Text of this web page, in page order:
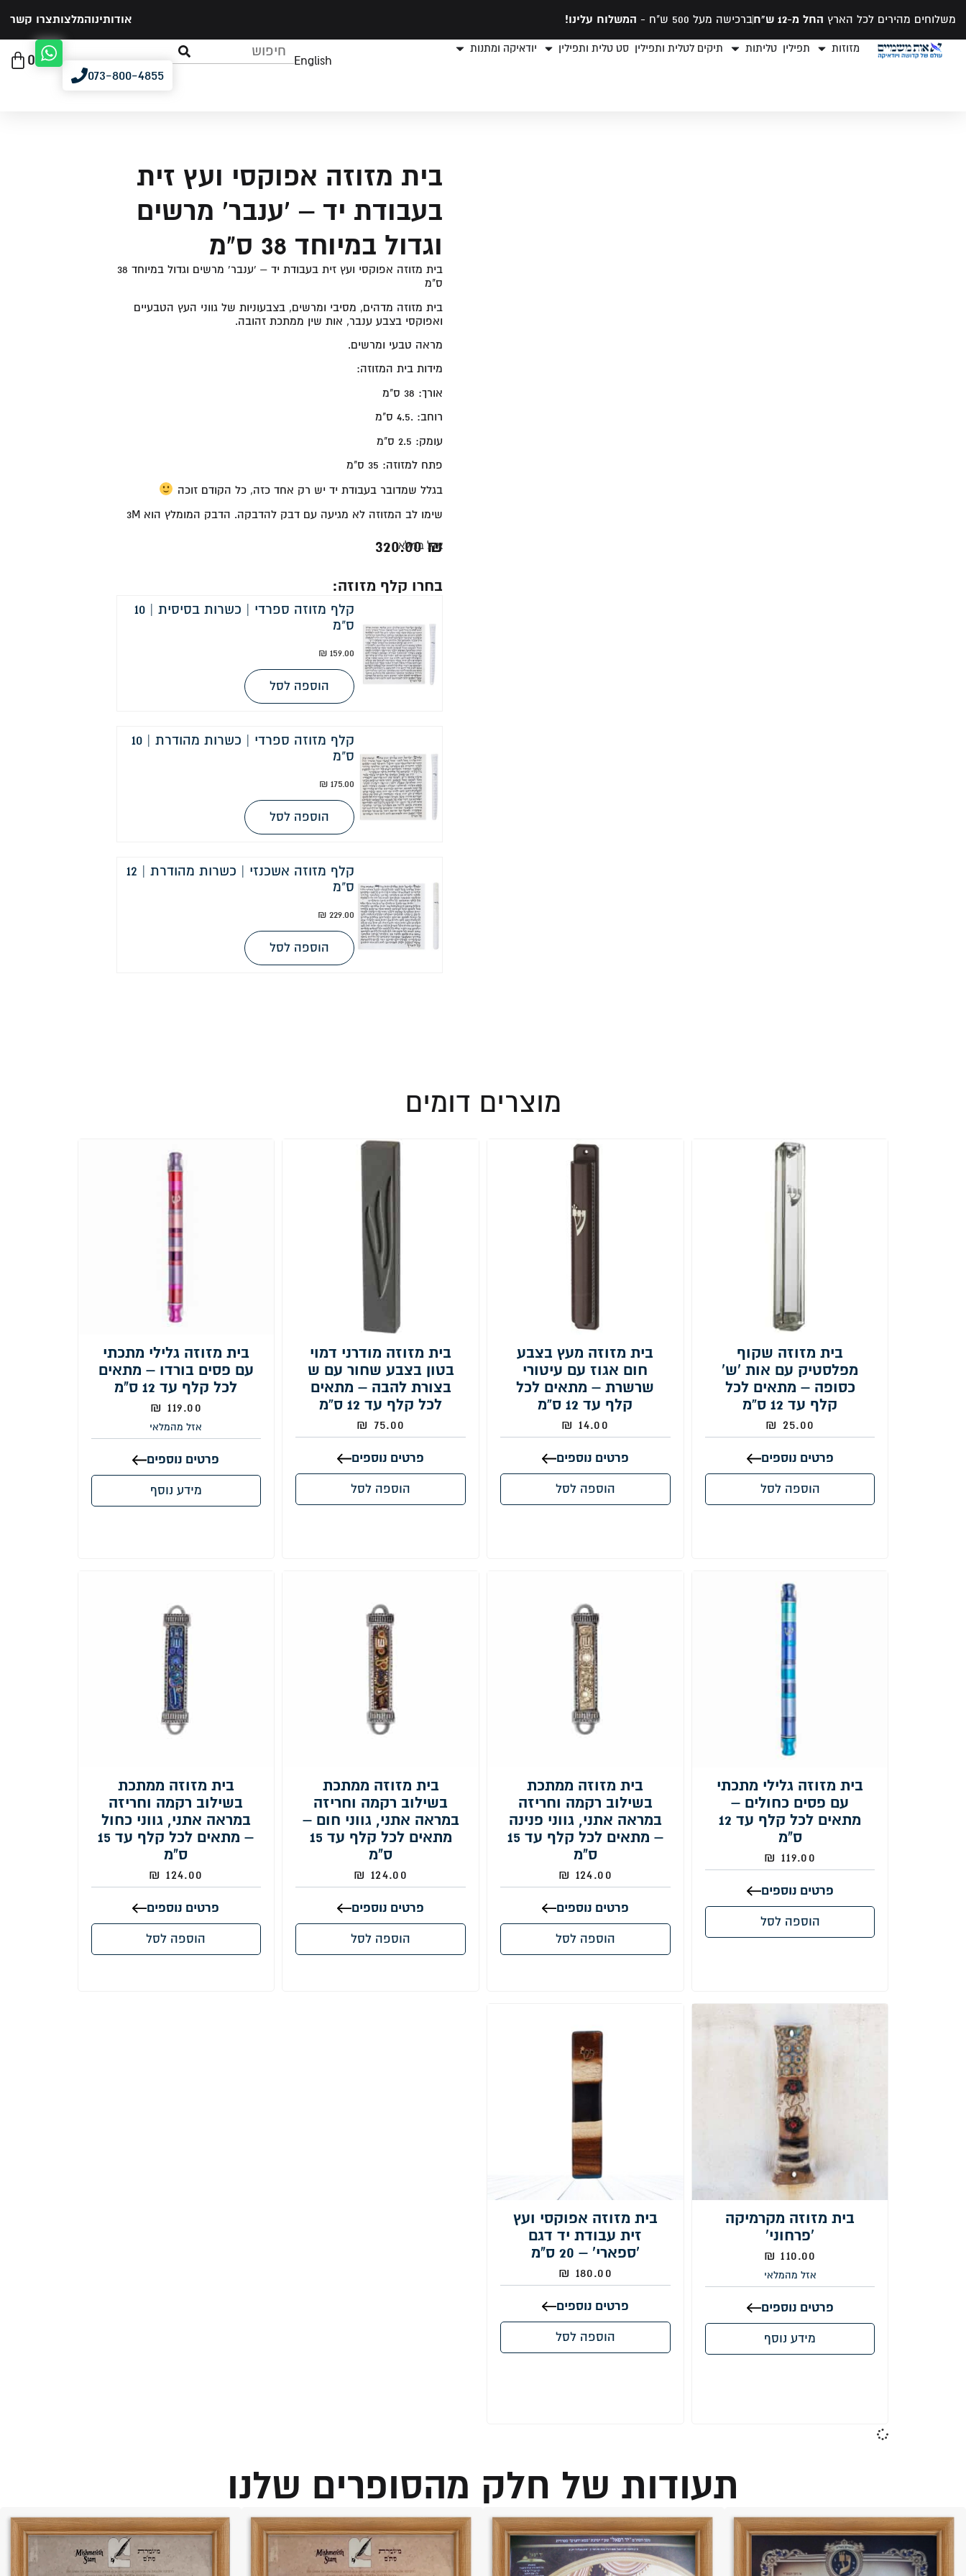
משלוחים מהירים לכל הארץ החל מ-12 ש"ח ברכישה מעל 500 ש"ח - המשלוח עלינו! אודותינוהמלצותצרו קשר
מזוזות תפילין טליתות תיקים לטלית ותפילין סט טלית ותפילין יודאיקה ומתנות
English
073-800-4855
0
בית מזוזה אפוקסי ועץ זית
בעבודת יד – 'ענבר' מרשים
וגדול במיוחד 38 ס"מ
בית מזוזה אפוקסי ועץ זית בעבודת יד – 'ענבר' מרשים וגדול במיוחד 38
ס"מ
בית מזוזה מדהים, מסיבי ומרשים, בצבעוניות של גווני העץ הטבעיים
ואפוקסי בצבע ענבר, אות שין ממתכת זהובה.
מראה טבעי ומרשים.
מידות בית המזוזה:
אורך: 38 ס"מ
רוחב: .4.5 ס"מ
עומק: 2.5 ס"מ
פתח למזוזה: 35 ס"מ
בגלל שמדובר בעבודת יד יש רק אחד כזה, כל הקודם זוכה
שימו לב המזוזה לא מגיעה עם דבק להדבקה. הדבק המומלץ הוא 3M
320.00₪
אזל במלאי
בחרו קלף מזוזה:
קלף מזוזה ספרדי | כשרות בסיסית | 10
ס"מ
159.00
₪
הוספה לסל
קלף מזוזה ספרדי | כשרות מהודרת | 10
ס"מ
175.00
₪
הוספה לסל
קלף מזוזה אשכנזי | כשרות מהודרת | 12
ס"מ
229.00
₪
הוספה לסל
מוצרים דומים
בית מזוזה שקוף
מפלסטיק עם אות 'ש'
כסופה – מתאים לכל
קלף עד 12 ס”מ
25.00
₪
פרטים נוספים
הוספה לסל
בית מזוזה מעץ בצבע
חום אגוז עם עיטורי
שרשרת – מתאים לכל
קלף עד 12 ס”מ
14.00
₪
פרטים נוספים
הוספה לסל
בית מזוזה מודרני דמוי
בטון בצבע שחור עם ש
בצורת להבה – מתאים
לכל קלף עד 12 ס”מ
75.00
₪
פרטים נוספים
הוספה לסל
בית מזוזה גלילי מתכתי
עם פסים בורדו – מתאים
לכל קלף עד 12 ס"מ
119.00
₪
אזל מהמלאי
פרטים נוספים
מידע נוסף
בית מזוזה גלילי מתכתי
עם פסים כחולים –
מתאים לכל קלף עד 12
ס"מ
119.00
₪
פרטים נוספים
הוספה לסל
בית מזוזה ממתכת
בשילוב רקמה וחריזה
במראה אתני, גווני פנינה
– מתאים לכל קלף עד 15
ס"מ
124.00
₪
פרטים נוספים
הוספה לסל
בית מזוזה ממתכת
בשילוב רקמה וחריזה
במראה אתני, גווני חום –
מתאים לכל קלף עד 15
ס"מ
124.00
₪
פרטים נוספים
הוספה לסל
בית מזוזה ממתכת
בשילוב רקמה וחריזה
במראה אתני, גווני כחול
– מתאים לכל קלף עד 15
ס"מ
124.00
₪
פרטים נוספים
הוספה לסל
בית מזוזה מקרמיקה
'פרחוני'
110.00
₪
אזל מהמלאי
פרטים נוספים
מידע נוסף
בית מזוזה אפוקסי ועץ
זית עבודת יד דגם
'ספארי' – 20 ס"מ
180.00
₪
פרטים נוספים
הוספה לסל
תעודות של חלק מהסופרים שלנו